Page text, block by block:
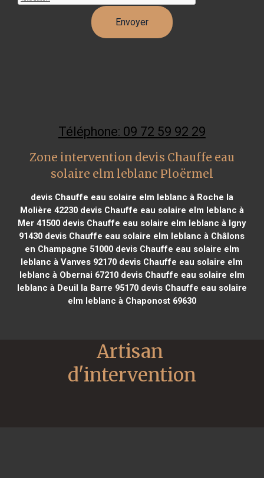
Téléphone: 09 72 59 92 29
Zone intervention devis Chauffe eau
solaire elm leblanc Ploërmel
devis Chauffe eau solaire elm leblanc à Roche la
Molière 42230devis Chauffe eau solaire elm leblanc à
Mer 41500 devis Chauffe eau solaire elm leblanc à Igny
91430 devis Chauffe eau solaire elm leblanc à Châlons
en Champagne 51000devis Chauffe eau solaire elm
leblanc à Vanves 92170 devis Chauffe eau solaire elm
leblanc à Obernai 67210devis Chauffe eau solaire elm
leblanc à Deuil la Barre 95170devis Chauffe eau solaire
elm leblanc à Chaponost 69630
Artisan
d'intervention